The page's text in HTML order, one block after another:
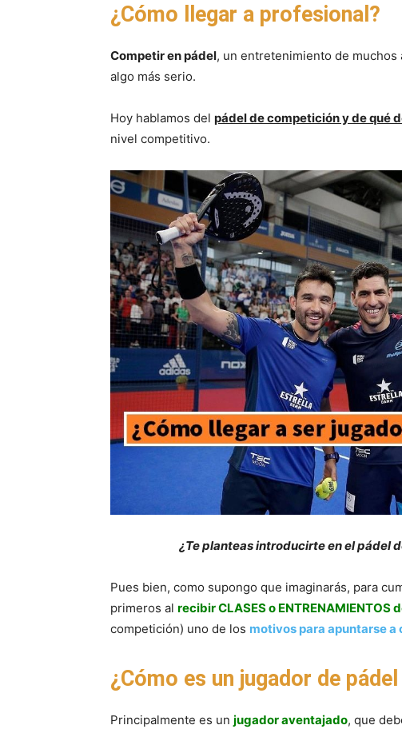
¿Cómo llegar a profesional?
Competir en pádel, un entretenimiento de
algo más serio.
Hoy hablamos del pádel de competición y de qué
nivel competitivo.
¿Te planteas introducirte en el pádel
Pues bien, como supongo que imaginarás, para
primeros al recibir CLASES o ENTRENAMIENTOS
competición) uno de los motivos para apuntarse a
¿Cómo es un jugador de
Principalmente es un jugador aventajado, que